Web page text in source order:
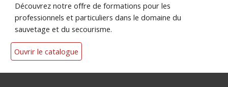
Découvrez notre offre de formations pour les
professionnels et particuliers dans le domaine du
sauvetage et du secourisme.
Ouvrir le catalogue